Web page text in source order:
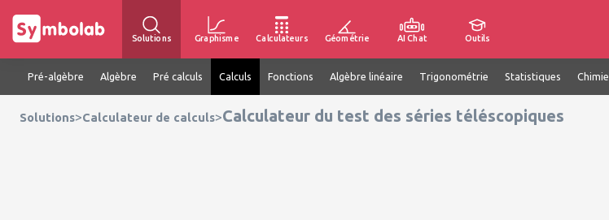
Solutions Graphisme Calculateurs Géométrie AI Chat Outils
Pré-algèbre Algèbre Pré calculs Calculs Fonctions Algèbre linéaire Trigonométrie Statistiques Chimie
Solutions>Calculateur de calculs>Calculateur du test des séries téléscopiques